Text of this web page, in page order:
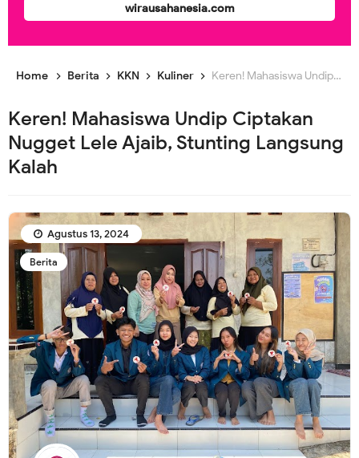
wirausahanesia.com
Home Berita KKN Kuliner Keren! Mahasiswa Undip Ciptakan Nugget Lele Ajaib, Stunting Langsung Kalah
Keren! Mahasiswa Undip Ciptakan
Nugget Lele Ajaib, Stunting Langsung
Kalah
Berita
Agustus 13, 2024